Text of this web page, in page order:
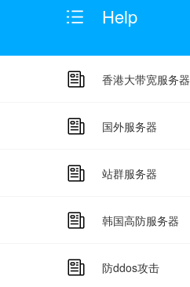
Help
香港大带宽服务器
国外服务器
站群服务器
韩国高防服务器
防ddos攻击